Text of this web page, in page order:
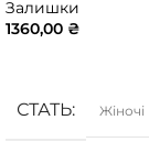
Залишки
1360,00 ₴
СТАТЬ Жіночі